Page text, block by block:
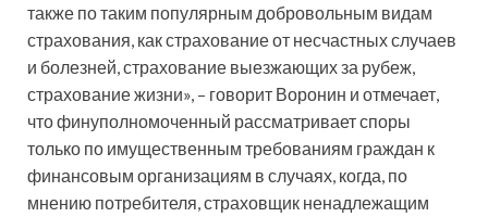
также по таким популярным добровольным видам
страхования, как страхование от несчастных случаев
и болезней, страхование выезжающих за рубеж,
страхование жизни», – говорит Воронин и отмечает,
что финуполномоченный рассматривает споры
только по имущественным требованиям граждан к
финансовым организациям в случаях, когда, по
мнению потребителя, страховщик ненадлежащим